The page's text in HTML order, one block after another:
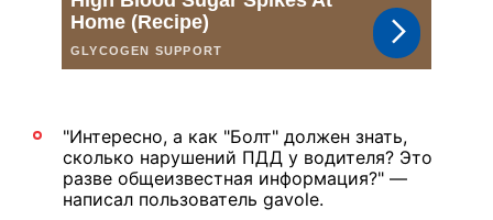
"Интересно, а как "Болт" должен знать,
сколько нарушений ПДД у водителя? Это
разве общеизвестная информация?" —
написал пользователь gavole.